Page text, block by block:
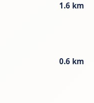
1.6 km
0.6 km